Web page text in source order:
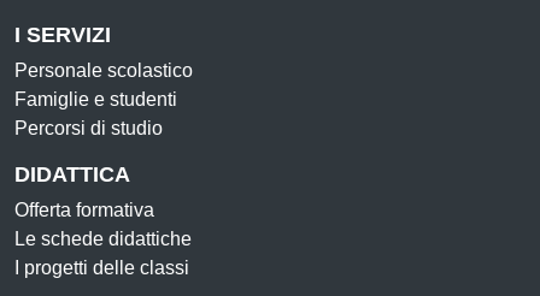
I SERVIZI
Personale scolastico
Famiglie e studenti
Percorsi di studio
DIDATTICA
Offerta formativa
Le schede didattiche
I progetti delle classi